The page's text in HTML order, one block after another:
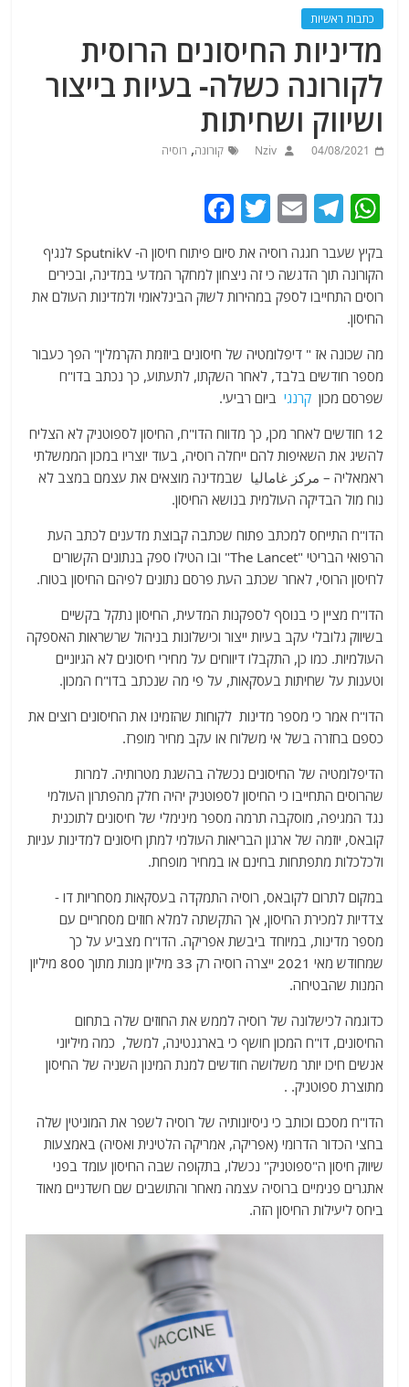
כתבות ראשיות
מדיניות החיסונים הרוסית
לקורונה כשלה- בעיות בייצור
ושיווק ושחיתות
04/08/2021
Nziv קורונה, רוסיה
W
at
s
A
p
p
T
e
g
m
E
ai
l
T
itt
er
c
e
o
o
בקיץ שעבר חגגה רוסיה את סיום פיתוח חיסון ה- SputnikV לנגיף
הקורונה תוך הדגשה כי זה ניצחון למחקר המדעי במדינה, ובכירים
רוסים התחייבו לספק במהירות לשוק הבינלאומי ולמדינות העולם את
החיסון.
מה שכונה אז " דיפלומטיה של חיסונים ביוזמת הקרמלין" הפך כעבור
מספר חודשים בלבד, לאחר השקתו, לתעתוע, כך נכתב בדו"ח
שפרסם מכוןקרנגי ביום רביעי.
12 חודשים לאחר מכן, כך מדווח הדו"ח, החיסון לספוטניק לא הצליח
להשיג את השאיפות להם ייחלה רוסיה, בעוד יוצריו במכון הממשלתי
ראמאליה – مركز غاماليا שבמדינה מוצאים את עצמם במצב לא
נוח מול הבדיקה העולמית בנושא החיסון.
הדו"ח התייחס למכתב פתוח שכתבה קבוצת מדענים לכתב העת
הרפואי הבריטי "The Lancet" ובו הטילו ספק בנתונים הקשורים
לחיסון הרוסי, לאחר שכתב העת פרסם נתונים לפיהם החיסון בטוח.
הדו"ח מציין כי בנוסף לספקנות המדעית, החיסון נתקל בקשיים
בשיווק גלובלי עקב בעיות ייצור וכישלונות בניהול שרשראות האספקה
​​העולמיות. כמו כן, התקבלו דיווחים על מחירי חיסונים לא הגיוניים
וטענות על שחיתות בעסקאות, על פי מה שנכתב בדו"ח המכון.
הדו"ח אמר כי מספר מדינות לקוחות שהזמינו את החיסונים רוצים את
כספם בחזרה בשל אי משלוח או עקב מחיר מופרז.
הדיפלומטיה של החיסונים נכשלה בהשגת מטרותיה. למרות
שהרוסים התחייבו כי החיסון לספוטניק יהיה חלק מהפתרון העולמי
נגד המגיפה, מוסקבה תרמה מספר מינימלי של חיסונים לתוכנית
קובאס, יוזמה של ארגון הבריאות העולמי למתן חיסונים למדינות עניות
ולכלכלות מתפתחות בחינם או במחיר מופחת.
במקום לתרום לקובאס, רוסיה התמקדה בעסקאות מסחריות דו -
צדדיות למכירת החיסון, אך התקשתה למלא חוזים מסחריים עם
מספר מדינות, במיוחד ביבשת אפריקה. הדו"ח מצביע על כך
שמחודש מאי 2021 ייצרה רוסיה רק ​​33 מיליון מנות מתוך 800 מיליון
המנות שהבטיחה.
כדוגמה לכישלונה של רוסיה לממש את החוזים שלה בתחום
החיסונים, דו"ח המכון חושף כי בארגנטינה, למשל, כמה מיליוני
אנשים חיכו יותר משלושה חודשים למנת המינון השניה של החיסון
מתוצרת ספוטניק. .
הדו"ח מסכם וכותב כי ניסיונותיה של רוסיה לשפר את המוניטין שלה
בחצי הכדור הדרומי (אפריקה, אמריקה הלטינית ואסיה) באמצעות
שיווק חיסון ה"ספוטניק" נכשלו, בתקופה שבה החיסון עומד בפני
אתגרים פנימיים ברוסיה עצמה מאחר והתושבים שם חשדניים מאוד
ביחס ליעילות החיסון הזה.